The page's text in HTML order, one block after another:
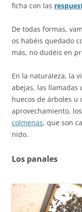
ficha con las
De todas formas,
os habéis quedado
más, no dudéis en
En la naturaleza, la
abejas, las llamadas
huecos de árboles u
aprovechamiento,
colmenas, que son
nido.
Los panales